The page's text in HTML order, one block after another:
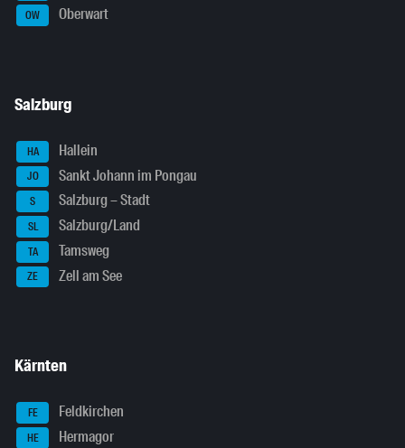
OW Oberwart
Salzburg
HA Hallein
JO Sankt Johann im Pongau
S Salzburg – Stadt
SL Salzburg/Land
TA Tamsweg
ZE Zell am See
Kärnten
FE Feldkirchen
HE Hermagor